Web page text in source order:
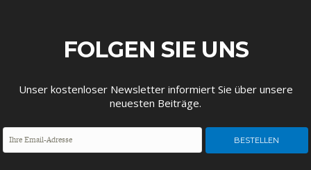
GERMANOMICS
HÖRSAAL
FOLGEN SIE UNS
Unser kostenloser Newsletter informiert Sie über unsere
neuesten Beiträge.